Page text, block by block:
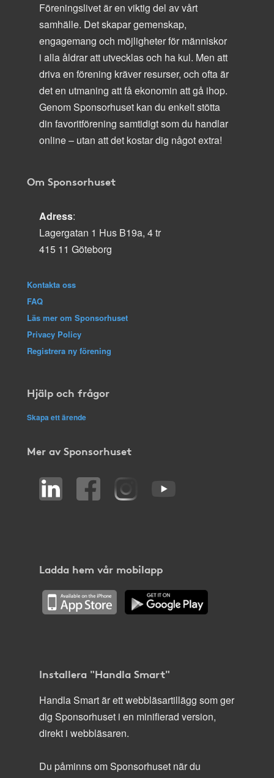
Föreningslivet är en viktig del av vårt
samhälle. Det skapar gemenskap,
engagemang och möjligheter för människor
i alla åldrar att utvecklas och ha kul. Men att
driva en förening kräver resurser, och ofta är
det en utmaning att få ekonomin att gå ihop.
Genom Sponsorhuset kan du enkelt stötta
din favoritförening samtidigt som du handlar
online – utan att det kostar dig något extra!
Om Sponsorhuset
Adress:
Lagergatan 1 Hus B19a, 4 tr
415 11 Göteborg
Kontakta oss
FAQ
Läs mer om Sponsorhuset
Privacy Policy
Registrera ny förening
Hjälp och frågor
Skapa ett ärende
Mer av Sponsorhuset
Ladda hem vår mobilapp
Installera "Handla Smart"
Handla Smart är ett webbläsartillägg som ger
dig Sponsorhuset i en minifierad version,
direkt i webbläsaren.
Du påminns om Sponsorhuset när du